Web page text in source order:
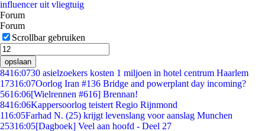
influencer uit vliegtuig
Forum
Forum
Scrollbar gebruiken
opslaan
8416:0730 asielzoekers kosten 1 miljoen in hotel centrum Haarlem
17316:07Oorlog Iran #136 Bridge and powerplant day incoming?
5616:06[Wielrennen #616] Brennan!
8416:06Kappersoorlog teistert Regio Rijnmond
116:05Farhad N. (25) krijgt levenslang voor aanslag Munchen
25316:05[Dagboek] Veel aan hoofd - Deel 27